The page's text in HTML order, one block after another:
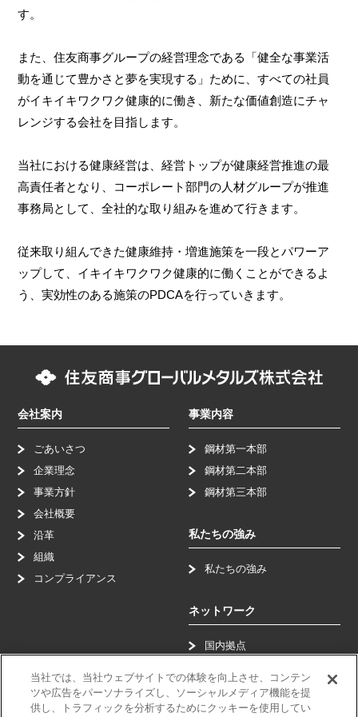
す。
また、住友商事グループの経営理念である「健全な事業活
動を通じて豊かさと夢を実現する」ために、すべての社員
がイキイキワクワク健康的に働き、新たな価値創造にチャ
レンジする会社を目指します。
当社における健康経営は、経営トップが健康経営推進の最
高責任者となり、コーポレート部門の人材グループが推進
事務局として、全社的な取り組みを進めて行きます。
従来取り組んできた健康維持・増進施策を一段とパワーア
ップして、イキイキワクワク健康的に働くことができるよ
う、実効性のある施策のPDCAを行っていきます。
会社案内
ごあいさつ
企業理念
事業方針
会社概要
沿革
組織
コンプライアンス
事業内容
鋼材第一本部
鋼材第二本部
鋼材第三本部
私たちの強み
私たちの強み
ネットワーク
国内拠点
サステナビリティ
採用情報
当社では、当社ウェブサイトでの体験を向上させ、コンテン
ツや広告をパーソナライズし、ソーシャルメディア機能を提
供し、トラフィックを分析するためにクッキーを使用してい